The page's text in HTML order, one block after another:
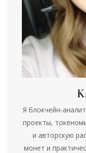
Я блокчейн-
проекты,
и авторскую
монет и